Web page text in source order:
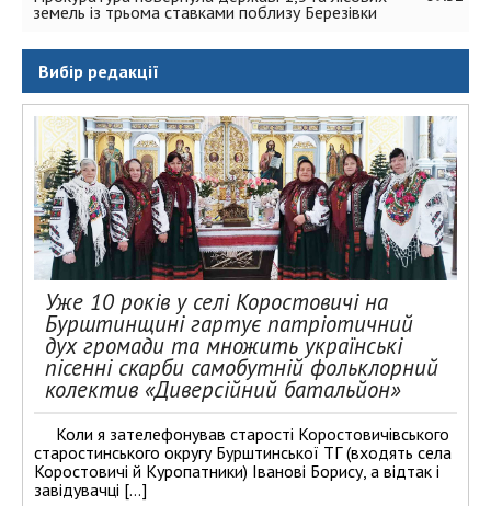
земель із трьома ставками поблизу Березівки
Вибір редакції
Уже 10 років у селі Коростовичі на
Бурштинщині гартує патріотичний
дух громади та множить українські
пісенні скарби самобутній фольклорний
колектив «Диверсійний батальйон»
Коли я зателефонував старості Коростовичівського
старостинського округу Бурштинської ТГ (входять села
Коростовичі й Куропатники) Іванові Борису, а відтак і
завідувачці […]